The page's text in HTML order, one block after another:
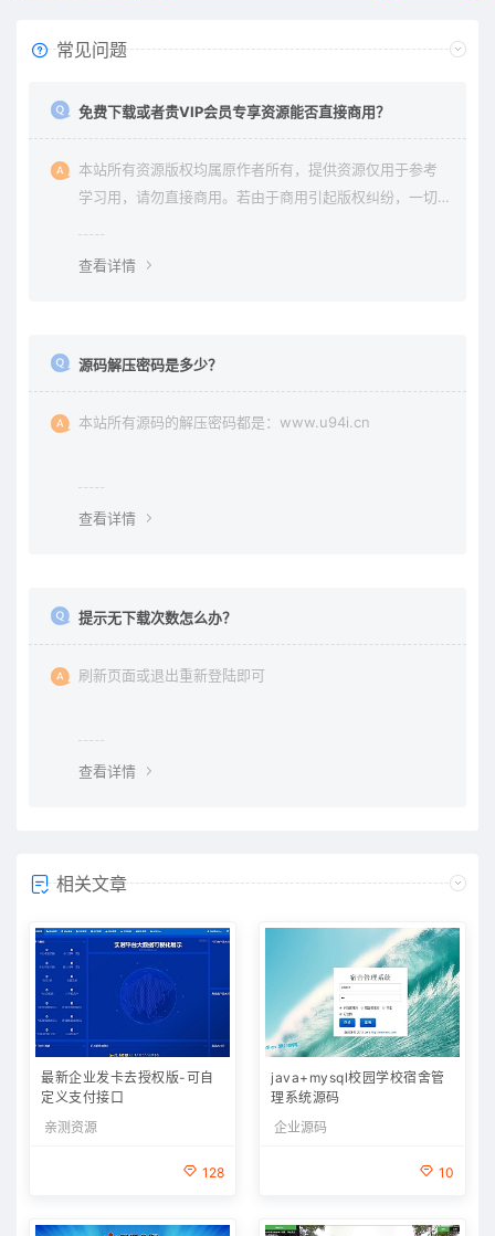
常见问题
免费下载或者贵VIP会员专享资源能否直接商用？
本站所有资源版权均属原作者所有，提供资源仅用于参考
学习用，请勿直接商用。若由于商用引起版权纠纷，一切
查看详情
源码解压密码是多少？
本站所有源码的解压密码都是：www.u94i.cn
查看详情
提示无下载次数怎么办？
刷新页面或退出重新登陆即可
查看详情
相关文章
最新企业发卡去授权版-可自
定义支付接口
亲测资源
128
java+mysql校园学校宿舍管
理系统源码
企业源码
10